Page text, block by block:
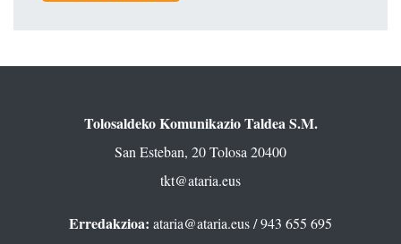
Tolosaldeko Komunikazio Taldea S.M.
San Esteban, 20 Tolosa 20400
tkt@ataria.eus
Erredakzioa: ataria@ataria.eus/ 943 655 695